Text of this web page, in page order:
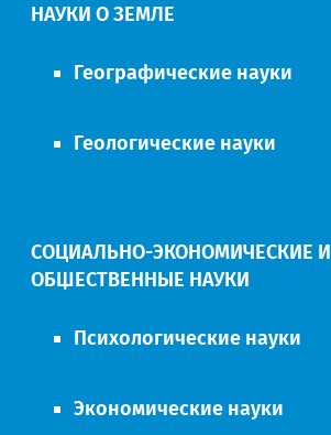
НАУКИ О ЗЕМЛЕ
Географические науки
Геологические науки
СОЦИАЛЬНО-ЭКОНОМИЧЕСКИЕ И
ОБЩЕСТВЕННЫЕ НАУКИ
Психологические науки
Экономические науки